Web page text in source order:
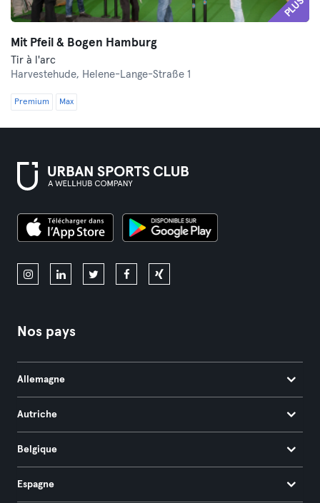
PLUS
Mit Pfeil & Bogen Hamburg
Tir à l'arc
Harvestehude, Helene-Lange-Straße 1
Premium Max
Nos pays
Allemagne
Autriche
Belgique
Espagne